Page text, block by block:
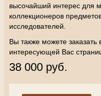
высочайший интерес для
коллекционеров
исследователей.
Вы также можете заказать
интересующей Вас
38 000 руб.